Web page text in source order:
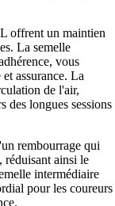
offrent un maintien
La semelle
vous
assurance. La
de l'air,
des longues sessions
rembourrage qui
réduisant ainsi le
intermédiaire
pour les coureurs